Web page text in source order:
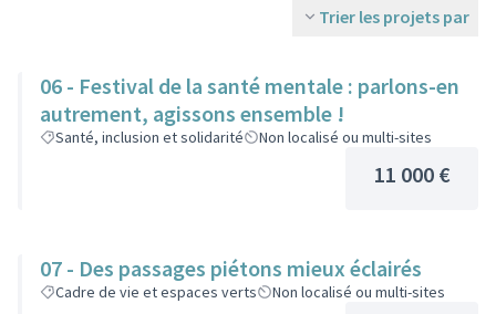
Trier les projets par
06 - Festival de la santé mentale : parlons-en
autrement, agissons ensemble !
Santé, inclusion et solidarité Non localisé ou multi-sites
11 000 €
07 - Des passages piétons mieux éclairés
Cadre de vie et espaces verts Non localisé ou multi-sites